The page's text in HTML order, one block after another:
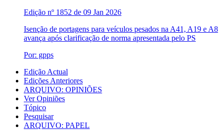
Edição nº 1852 de 09 Jan 2026
Isenção de portagens para veículos pesados na A41, A19 e A8
avança após clarificação de norma apresentada pelo PS
Por: gpps
Edição Actual
Edições Anteriores
ARQUIVO: OPINIÕES
Ver Opiniões
Tópico
Pesquisar
ARQUIVO: PAPEL